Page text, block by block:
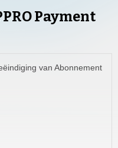
Payment
van Abonnement